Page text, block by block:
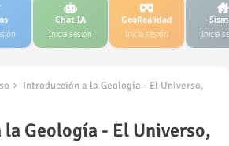
Chat IA
Inicia sesión
GeoRealidad
Inicia sesión Inicia
Introducción a la Geología - El Universo,
Geología - El Universo,